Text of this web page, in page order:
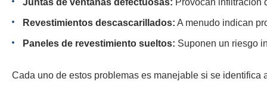
Revestimientos descascarillados: A menudo indican
Paneles de revestimiento sueltos: Suponen un riesgo
Cada uno de estos problemas es manejable si se